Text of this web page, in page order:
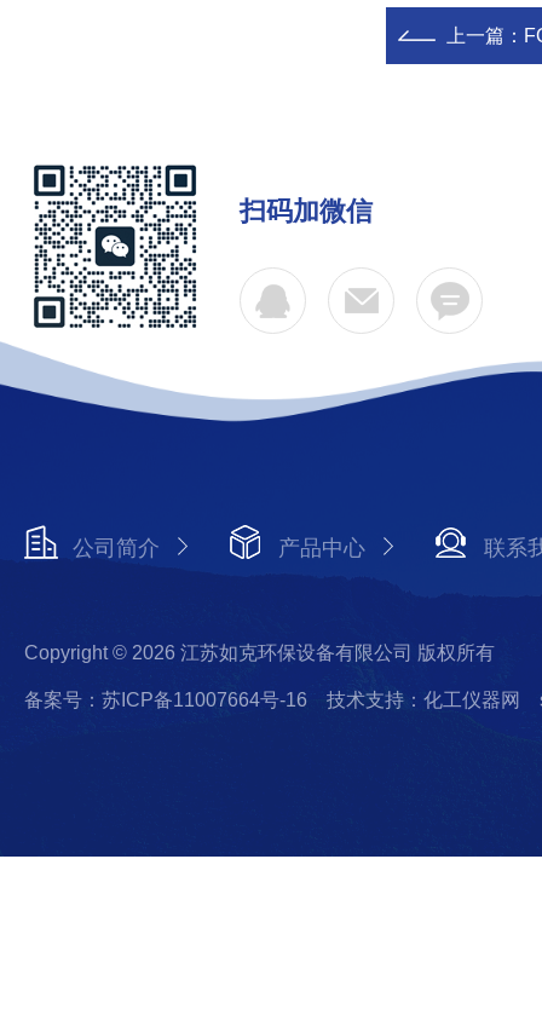
上一篇：
扫码加微信
公司简介 产品中心 联系
Copyright © 2026 江苏如克环保设备有限公司 版权所有
备案号：苏ICP备11007664号-16 技术支持：化工仪器网